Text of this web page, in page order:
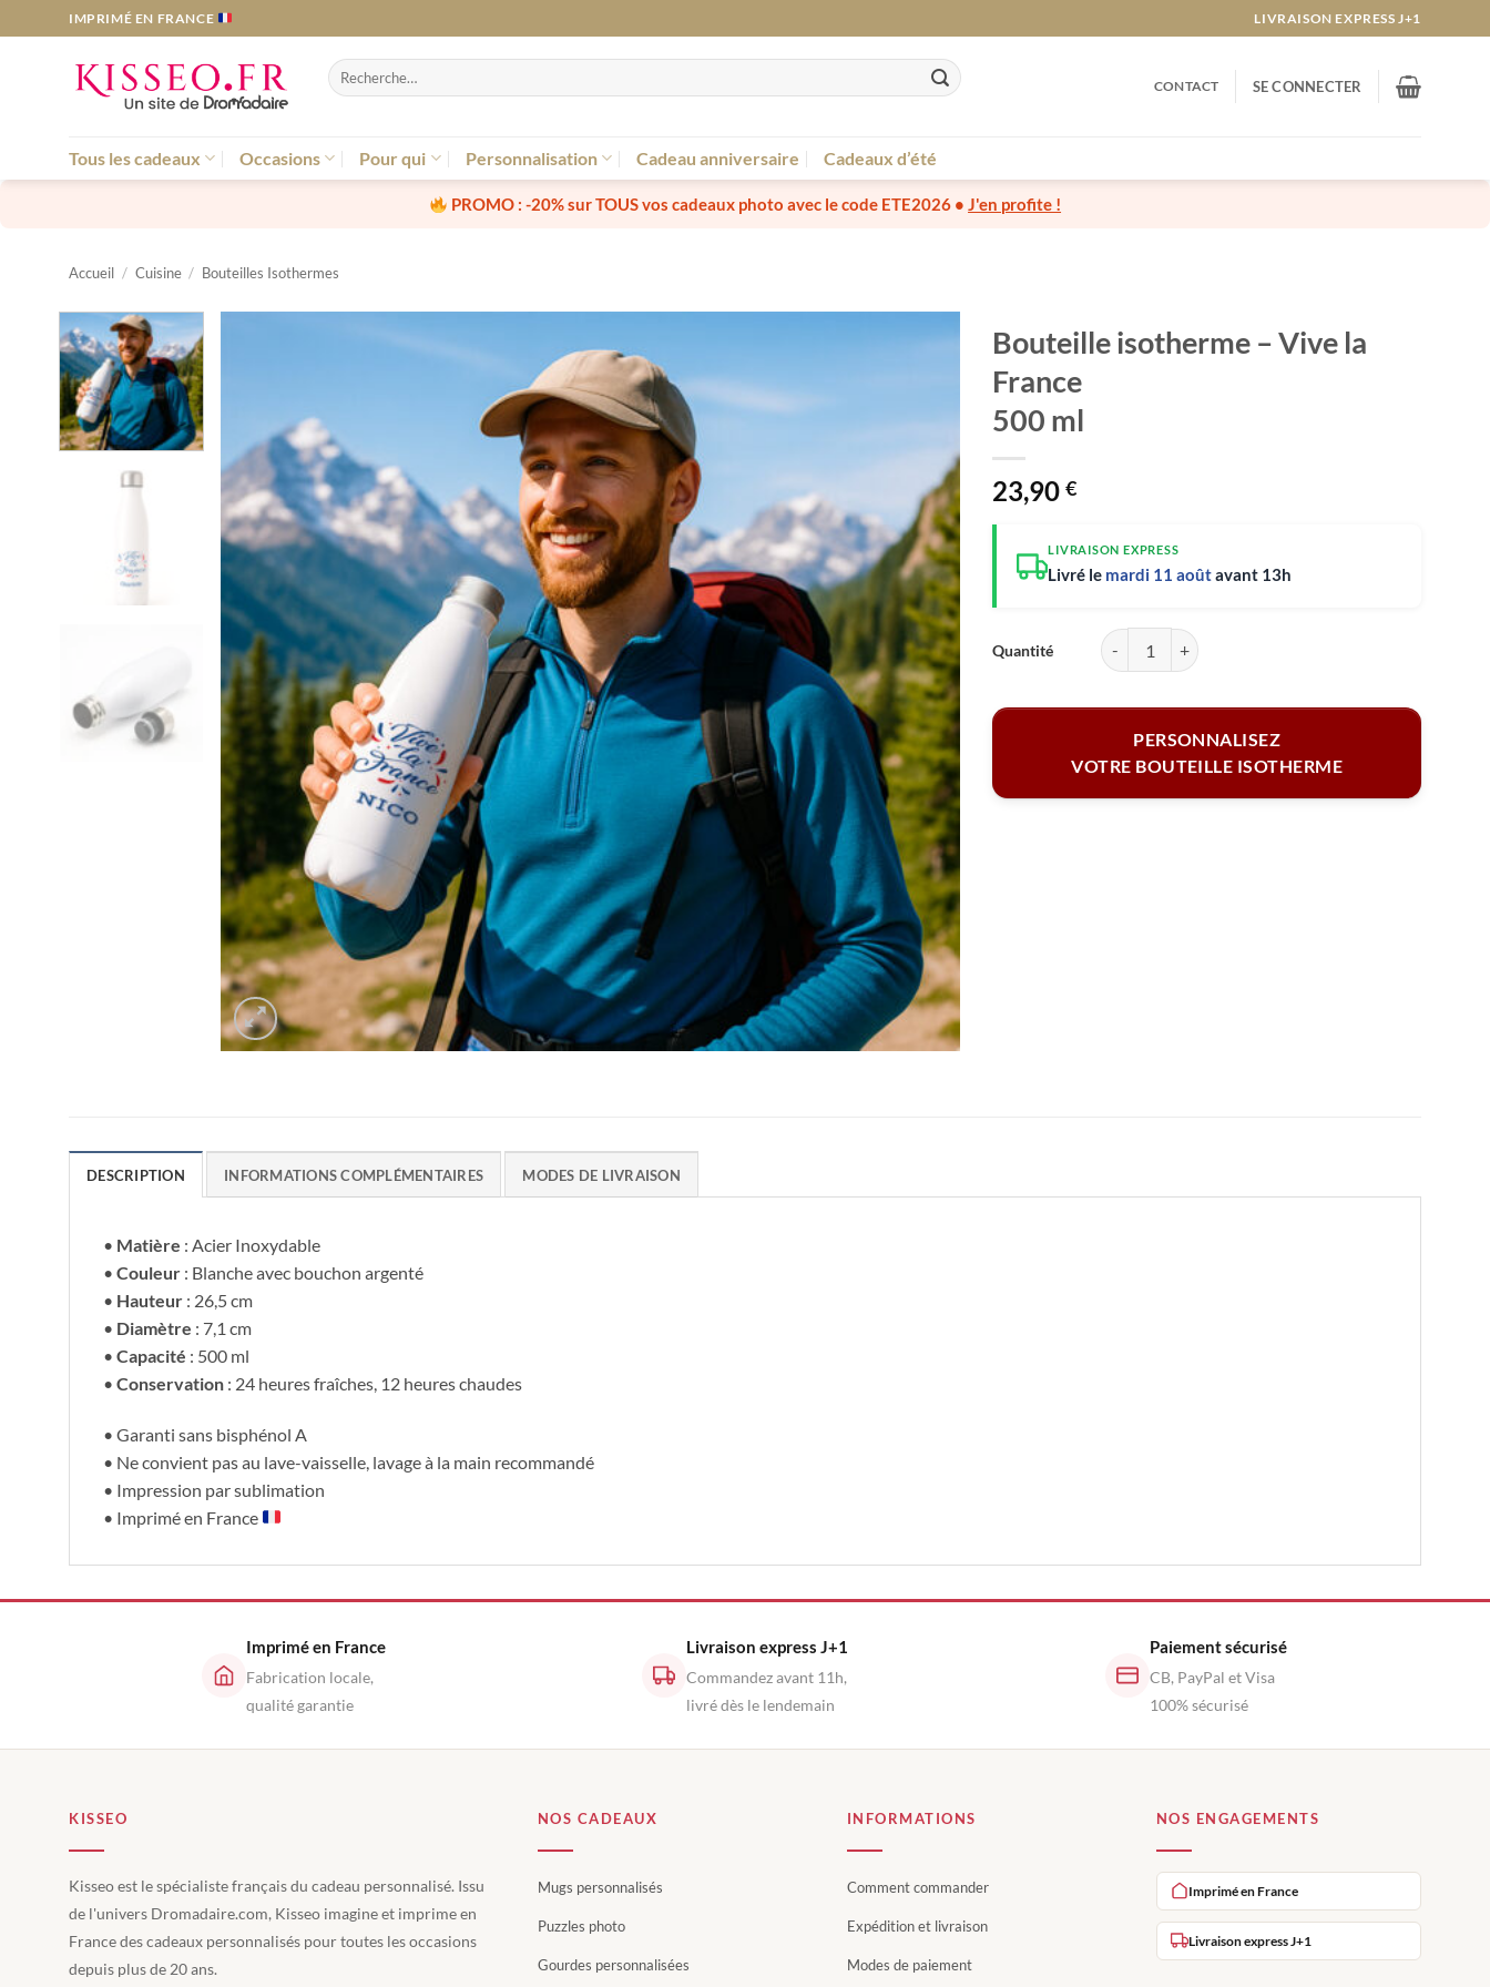
au
IMPRIMÉ EN FRANCE LIVRAISON EXPRESS J+1
Recherche
pour :
CONTACT SE CONNECTER
Tous les cadeaux Occasions Pour qui Personnalisation Cadeau anniversaire Cadeaux d’été
PROMO : -20% sur TOUS vos cadeaux photo avec le code ETE2026 •J'en profite !
Accueil / Cuisine / Bouteilles Isothermes
Bouteille isotherme – Vive la
France
500 ml
23,90€
LIVRAISON EXPRESS
Livré le mardi 11 aoûtavant 13h
quantité de Bouteille isotherme - Vive la France 500 ml
PERSONNALISEZ
VOTRE BOUTEILLE ISOTHERME
DESCRIPTION INFORMATIONS COMPLÉMENTAIRES MODES DE LIVRAISON
• Matière : Acier Inoxydable
• Couleur : Blanche avec bouchon argenté
• Hauteur : 26,5 cm
• Diamètre : 7,1 cm
• Capacité : 500 ml
• Conservation : 24 heures fraîches, 12 heures chaudes
• Garanti sans bisphénol A
• Ne convient pas au lave-vaisselle, lavage à la main recommandé
• Impression par sublimation
• Imprimé en France
Imprimé en France
Fabrication locale,
qualité garantie
Livraison express J+1
Commandez avant 11h,
livré dès le lendemain
Paiement sécurisé
CB, PayPal et Visa
100% sécurisé
KISSEO
Kisseo est le spécialiste français du cadeau personnalisé. Issu
de l'univers Dromadaire.com, Kisseo imagine et imprime en
France des cadeaux personnalisés pour toutes les occasions
depuis plus de 20 ans.
NOS CADEAUX
Mugs personnalisés
Puzzles photo
Gourdes personnalisées
INFORMATIONS
Comment commander
Expédition et livraison
Modes de paiement
NOS ENGAGEMENTS
Imprimé en France
Livraison express J+1